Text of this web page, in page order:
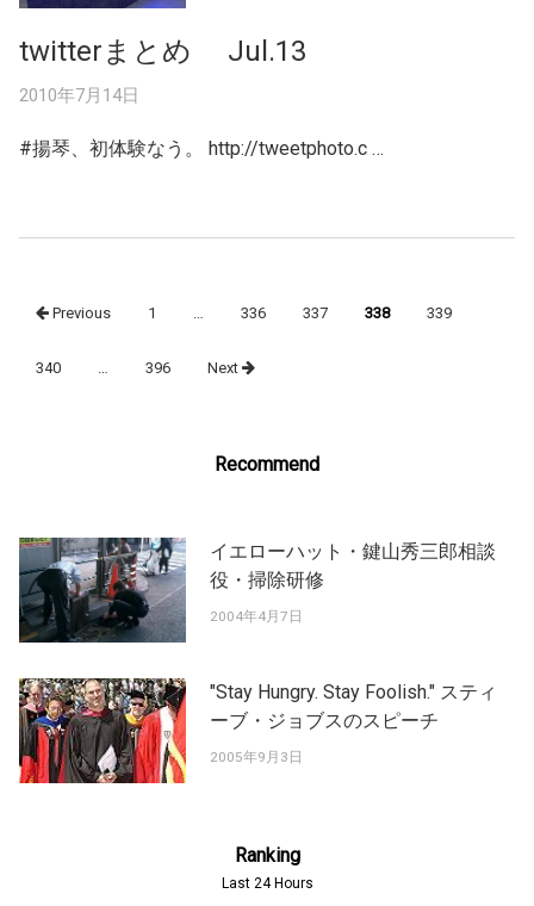
twitterまとめ Jul.13
2010年7月14日
#揚琴、初体験なう。 http://tweetphoto.c …
navigation
Previous 1 336 337 338 339
340 396 Next
Recommend
イエローハット・鍵山秀三郎相談
役・掃除研修
2004年4月7日
"Stay Hungry. Stay Foolish." スティ
ーブ・ジョブスのスピーチ
2005年9月3日
Ranking
Last 24 Hours